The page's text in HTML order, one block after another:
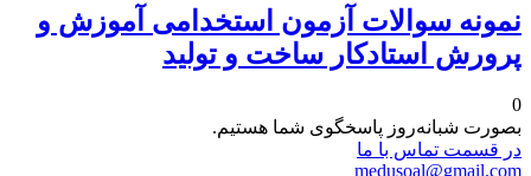
نمونه سوالات آزمون استخدامی آموزش و
پرورش استادکار ساخت و تولید
0
بصورت شبانه‌روز پاسخگوی شما هستیم.
در قسمت تماس با ما
medusoal@gmail.com